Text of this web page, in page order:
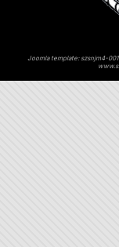
Joomla template: szsnjm4-